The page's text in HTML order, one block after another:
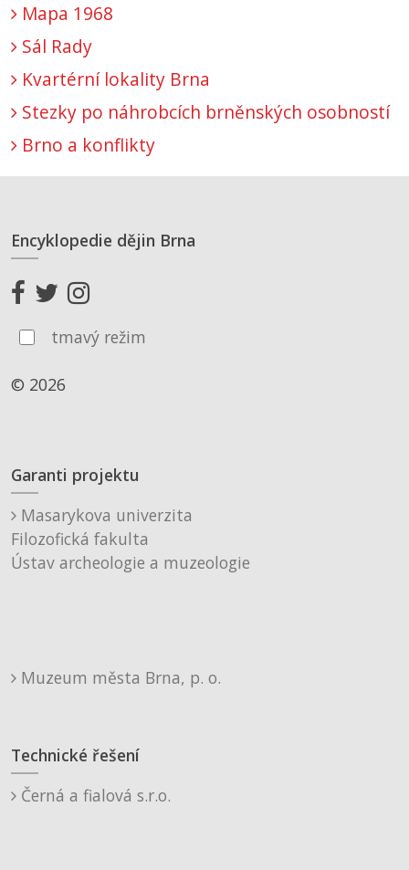
Mapa 1968
Sál Rady
Kvartérní lokality Brna
Stezky po náhrobcích brněnských osobností
Brno a konflikty
Encyklopedie dějin Brna
tmavý režim
© 2026
Garanti projektu
Masarykova univerzita
Filozofická fakulta
Ústav archeologie a muzeologie
Muzeum města Brna, p. o.
Technické řešení
Černá a fialová s.r.o.